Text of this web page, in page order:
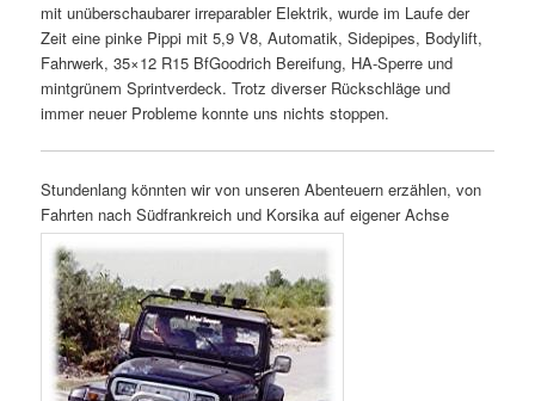
mit unüberschaubarer irreparabler Elektrik, wurde im Laufe der
Zeit eine pinke Pippi mit 5,9 V8, Automatik, Sidepipes, Bodylift,
Fahrwerk, 35×12 R15 BfGoodrich Bereifung, HA-Sperre und
mintgrünem Sprintverdeck. Trotz diverser Rückschläge und
immer neuer Probleme konnte uns nichts stoppen.
Stundenlang könnten wir von unseren Abenteuern erzählen, von
Fahrten nach Südfrankreich und Korsika auf eigener Achse